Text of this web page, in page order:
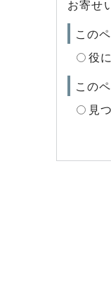
お寄せ
この
役
この
見